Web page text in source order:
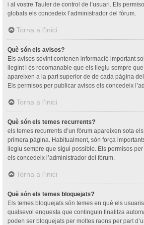
i al vostre Tauler de control de l’usuari. Els
globals els concedeix l’administrador del fòrum.
Torna a l’inici
Què són els avisos?
Els avisos sovint contenen informació important
llegint i és recomanable que els llegiu sempre
apareixen a la part superior de de cada pàgina del
Els permisos per publicar avisos els concedeix
Torna a l’inici
Què són els temes recurrents?
els temes recurrents d’un fòrum apareixen sota
primera pàgina. Habitualment, són força
llegiu sempre que sigui possible. Els permisos
els concedeix l’administrador del fòrum.
Torna a l’inici
Què són els temes bloquejats?
Els temes bloquejats són temes en què els
qualsevol enquesta que continguin finalitza
poden ser bloquejats per moltes raons per part